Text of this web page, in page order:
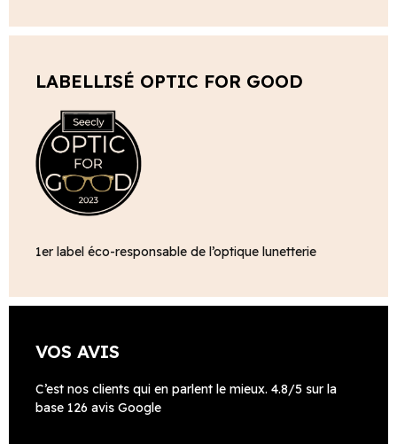
LABELLISÉ OPTIC FOR GOOD
1er label éco-responsable de l’optique lunetterie
VOS AVIS
C’est nos clients qui en parlent le mieux. 4.8/5 sur la
base 126 avis Google